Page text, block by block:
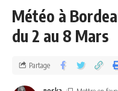
Météo à
du 2 au 8 Mars
Partage